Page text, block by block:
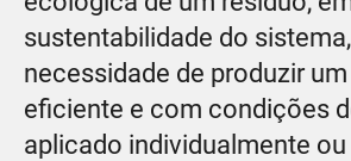
sustentabilidade do
necessidade de produzir
eficiente e com condições
aplicado individualmente